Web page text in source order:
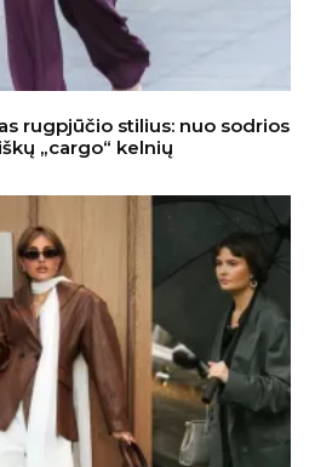
rugpjūčio stilius: nuo sodrios
„cargo“ kelnių